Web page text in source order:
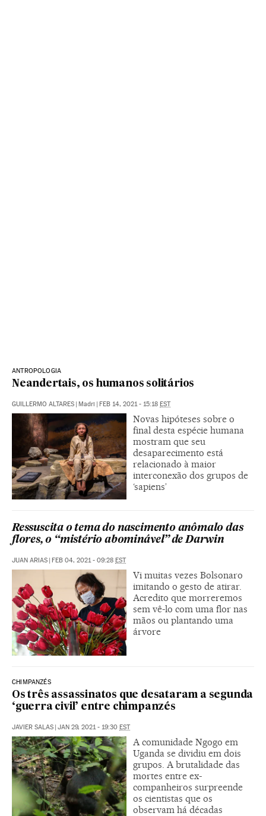
ANTROPOLOGIA
Neandertais, os humanos solitários
GUILLERMO ALTARES | Madri | FEB 14, 2021 - 15:18 EST
Novas hipóteses sobre o
final desta espécie humana
mostram que seu
desaparecimento está
relacionado à maior
interconexão dos grupos de
‘sapiens’
Ressuscita o tema do nascimento anômalo das
flores, o “mistério abominável” de Darwin
JUAN ARIAS | FEB 04, 2021 - 09:28 EST
Vi muitas vezes Bolsonaro
imitando o gesto de atirar.
Acredito que morreremos
sem vê-lo com uma flor nas
mãos ou plantando uma
árvore
CHIMPANZÉS
Os três assassinatos que desataram a segunda
‘guerra civil’ entre chimpanzés
JAVIER SALAS | JAN 29, 2021 - 19:30 EST
A comunidade Ngogo em
Uganda se dividiu em dois
grupos. A brutalidade das
mortes entre ex-
companheiros surpreende
os cientistas que os
observam há décadas